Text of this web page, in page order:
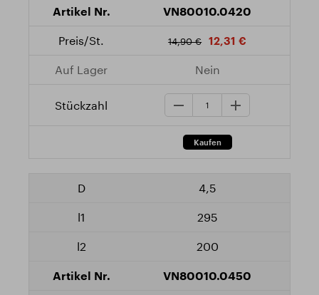
VN80010.0420
14,90 € 12,31 €
Nein
4,5
295
200
VN80010.0450